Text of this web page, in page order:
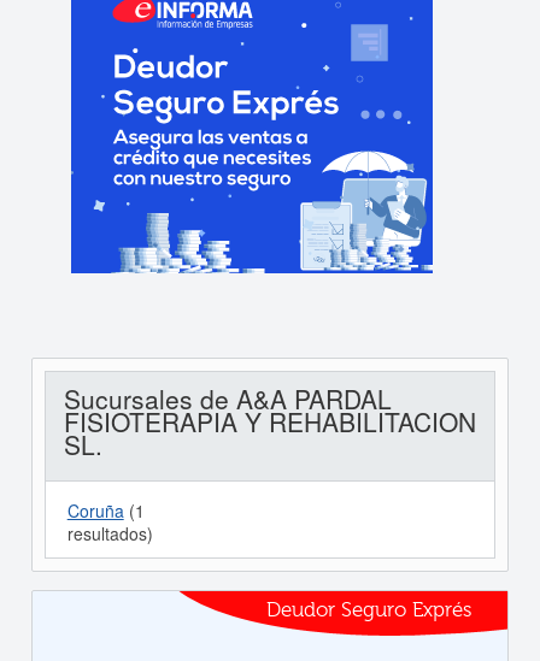
Sucursales de A&A PARDAL
FISIOTERAPIA Y REHABILITACION
SL.
Coruña(1
resultados)
Deudor Seguro Exprés